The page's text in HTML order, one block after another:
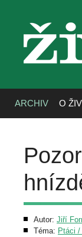
ARCHIV O
Autor: Jiří
Téma: Ptáci /